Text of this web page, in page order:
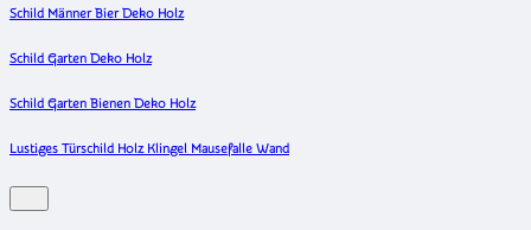
Schild Männer Bier Deko Holz
Schild Garten Deko Holz
Schild Garten Bienen Deko Holz
Lustiges Türschild Holz Klingel Mausefalle Wand